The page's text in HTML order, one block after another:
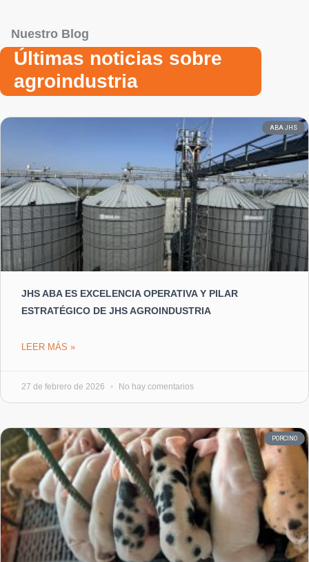
Nuestro Blog
Últimas noticias sobre
agroindustria
ABA JHS
JHS ABA ES EXCELENCIA OPERATIVA Y PILAR
ESTRATÉGICO DE JHS AGROINDUSTRIA
LEER MÁS »
27 de febrero de 2026 No hay comentarios
PORCINO